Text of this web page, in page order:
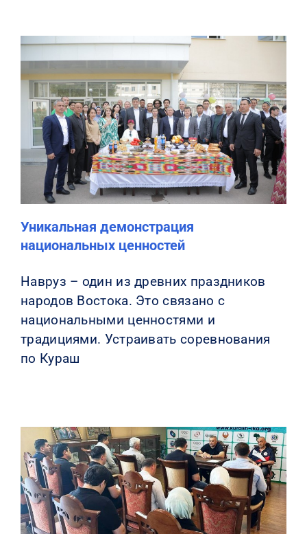
Уникальная демонстрация
национальных ценностей
Навруз – один из древних праздников
народов Востока. Это связано с
национальными ценностями и
традициями. Устраивать соревнования
по Кураш